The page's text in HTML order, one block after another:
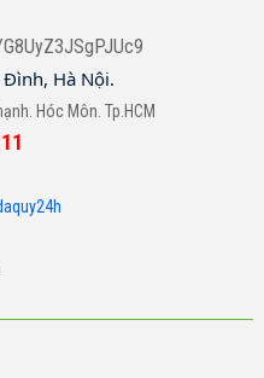
Hà Nội.
Hóc Môn. Tp.HCM